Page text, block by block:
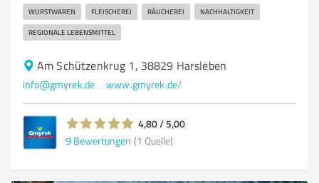
WURSTWAREN FLEISCHEREI RÄUCHEREI NACHHALTIGKEIT
REGIONALE LEBENSMITTEL
Am Schützenkrug 1, 38829 Harsleben
info@gmyrek.de www.gmyrek.de/
4,80 / 5,00
9 Bewertungen (1 Quelle)